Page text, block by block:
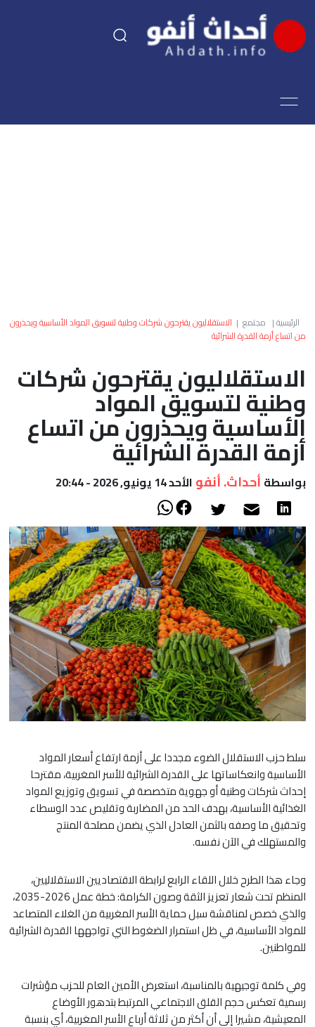
اقتصاد
العالم
الصحراء
الرئيسية| مجتمع | الاستقلاليون يقترحون شركات وطنية لتسويق المواد الأساسية ويحذرون
من اتساع أزمة القدرة الشرائية
الاستقلاليون يقترحون شركات
وطنية لتسويق المواد
الأساسية ويحذرون من اتساع
أزمة القدرة الشرائية
بواسطة أحداث. أنفو الأحد 14 يونيو, 2026 - 20:44
سلط حزب الاستقلال الضوء مجددا على أزمة ارتفاع أسعار المواد
الأساسية وانعكاساتها على القدرة الشرائية للأسر المغربية، مقترحا
إحداث شركات وطنية أو جهوية متخصصة في تسويق وتوزيع المواد
الغذائية الأساسية، بهدف الحد من المضاربة وتقليص عدد الوسطاء
وتحقيق ما وصفه بالثمن العادل الذي يضمن مصلحة المنتج
والمستهلك في الآن نفسه.
وجاء هذا الطرح خلال اللقاء الرابع لرابطة الاقتصاديين الاستقلاليين،
المنظم تحت شعار تعزيز الثقة وصون الكرامة: خطة عمل 2026-2035،
والذي خصص لمناقشة سبل حماية الأسر المغربية من الغلاء المتصاعد
للمواد الأساسية، في ظل استمرار الضغوط التي تواجهها القدرة الشرائية
للمواطنين.
وفي كلمة توجيهية بالمناسبة، استعرض الأمين العام للحزب مؤشرات
رسمية تعكس حجم القلق الاجتماعي المرتبط بتدهور الأوضاع
المعيشية، مشيرا إلى أن أكثر من ثلاثة أرباع الأسر المغربية، أي بنسبة